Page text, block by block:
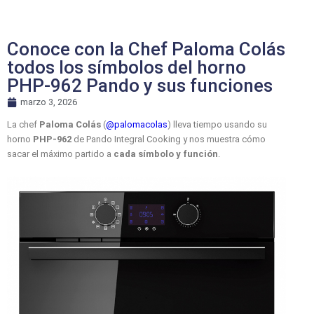
Conoce con la Chef Paloma Colás
todos los símbolos del horno
PHP-962 Pando y sus funciones
marzo 3, 2026
La chef Paloma Colás (@palomacolas) lleva tiempo usando su
horno PHP-962 de Pando Integral Cooking y nos muestra cómo
sacar el máximo partido a cada símbolo y función.